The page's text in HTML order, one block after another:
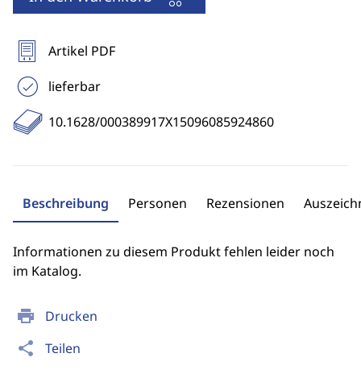
print Drucken
share Teilen
Artikel PDF
lieferbar
10.1628/000389917X15096085924860
Beschreibung Personen Rezensionen
Informationen zu diesem Produkt fehlen leider noch
im Katalog.